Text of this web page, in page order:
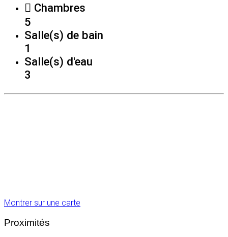
Chambres
5
Salle(s) de bain
1
Salle(s) d'eau
3
Montrer sur une carte
Proximités